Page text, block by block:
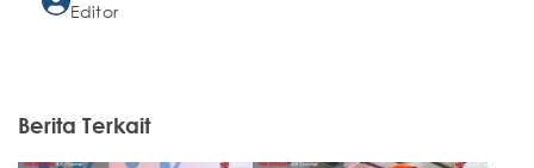
Editor
Berita Terkait